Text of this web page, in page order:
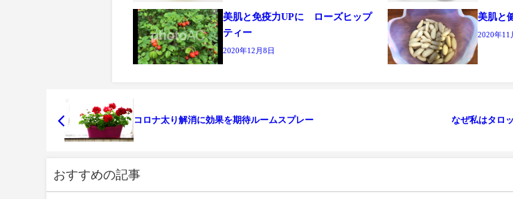
美肌と免疫力UPに ローズヒップ
ティー
2020年12月8日
美肌と
2020年11
コロナ太り解消に効果を期待ルームスプレー なぜ私はタロ
おすすめの記事